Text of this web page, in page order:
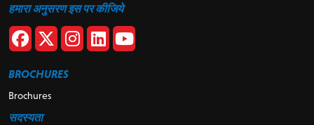
हमारा अनुसरण इस पर कीजिये
BROCHURES
Brochures
सदस्यता